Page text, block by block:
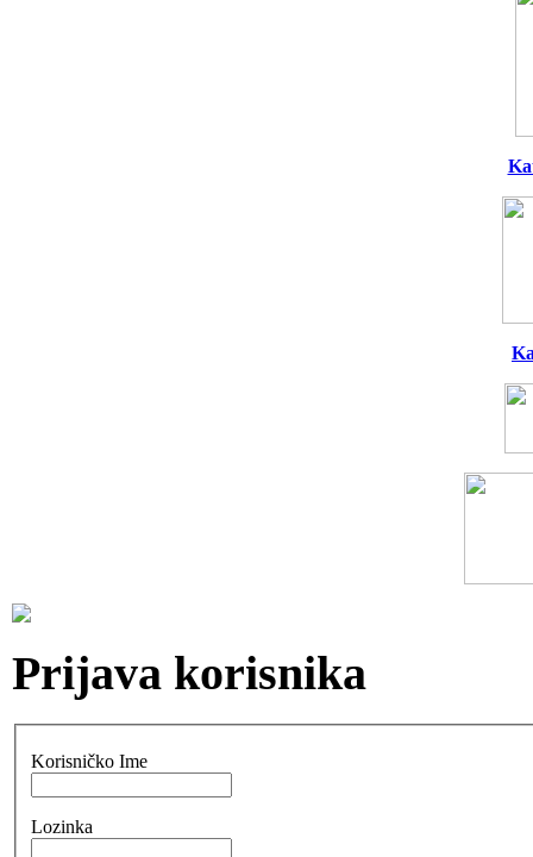
Prijava korisnika
Korisničko Ime
Lozinka